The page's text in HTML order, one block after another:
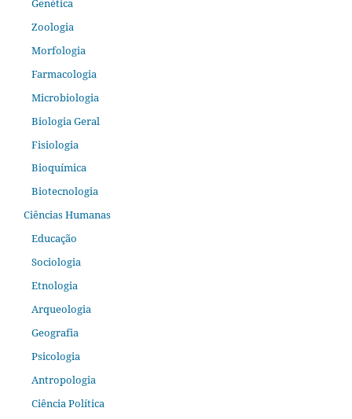
Genética
Zoologia
Morfologia
Farmacologia
Microbiologia
Biologia Geral
Fisiologia
Bioquímica
Biotecnologia
Ciências Humanas
Educação
Sociologia
Etnologia
Arqueologia
Geografia
Psicologia
Antropologia
Ciência Política